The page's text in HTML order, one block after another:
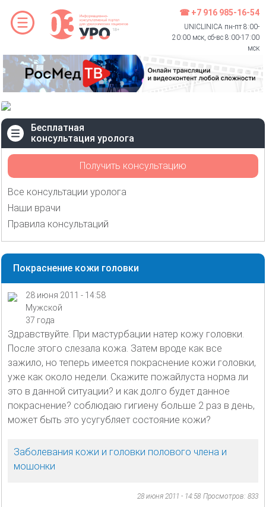
☎ +7 916 985-16-54
UNICLINICA пн-пт 8:00-
20:00 мск, сб-вс 8:00-17:00
мск
Бесплатная
консультация уролога
Получить консультацию
Все консультации уролога
Наши врачи
Правила консультаций
Покраснение кожи головки
28 июня 2011 - 14:58
Мужской
37 года
Здравствуйте. При мастурбации натер кожу головки.
После этого слезала кожа. Затем вроде как все
зажило, но теперь имеется покраснение кожи головки,
уже как около недели. Скажите пожайлуста норма ли
это в данной ситуации? и как долго будет данное
покраснение? соблюдаю гигиену больше 2 раз в день,
может быть это усугубляет состояние кожи?
Заболевания кожи и головки полового члена и
мошонки
28 июня 2011 - 14:58 Просмотров: 833